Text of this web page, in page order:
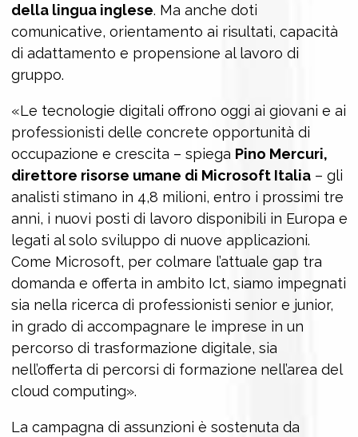
della lingua inglese. Ma anche doti
comunicative, orientamento ai risultati, capacità
di adattamento e propensione al lavoro di
gruppo.
«Le tecnologie digitali offrono oggi ai giovani e ai
professionisti delle concrete opportunità di
occupazione e crescita – spiega Pino Mercuri,
direttore risorse umane di Microsoft Italia– gli
analisti stimano in 4,8 milioni, entro i prossimi tre
anni, i nuovi posti di lavoro disponibili in Europa e
legati al solo sviluppo di nuove applicazioni.
Come Microsoft, per colmare l’attuale gap tra
domanda e offerta in ambito Ict, siamo impegnati
sia nella ricerca di professionisti senior e junior,
in grado di accompagnare le imprese in un
percorso di trasformazione digitale, sia
nell’offerta di percorsi di formazione nell’area del
cloud computing».
La campagna di assunzioni è sostenuta da